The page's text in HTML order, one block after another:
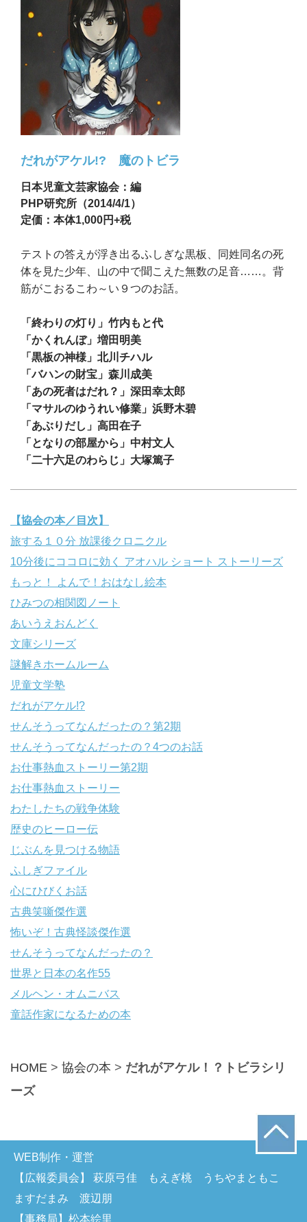
だれがアケル!? 魔のトビラ
日本児童文芸家協会：編
PHP研究所（2014/4/1）
定価：本体1,000円+税
テストの答えが浮き出るふしぎな黒板、同姓同名の死
体を見た少年、山の中で聞こえた無数の足音……。背
筋がこおるこわ～い９つのお話。
「終わりの灯り」竹内もと代
「かくれんぼ」増田明美
「黒板の神様」北川チハル
「バハンの財宝」森川成美
「あの死者はだれ？」深田幸太郎
「マサルのゆうれい修業」浜野木碧
「あぶりだし」高田在子
「となりの部屋から」中村文人
「二十六足のわらじ」大塚篤子
【協会の本／目次】
旅する１０分 放課後クロニクル
10分後にココロに効く アオハル ショート ストーリーズ
もっと！ よんで！おはなし絵本
ひみつの相関図ノート
あいうえおんどく
文庫シリーズ
謎解きホームルーム
児童文学塾
だれがアケル!?
せんそうってなんだったの？第2期
せんそうってなんだったの？4つのお話
お仕事熱血ストーリー第2期
お仕事熱血ストーリー
わたしたちの戦争体験
歴史のヒーロー伝
じぶんを見つける物語
ふしぎファイル
心にひびくお話
古典笑噺傑作選
怖いぞ！古典怪談傑作選
せんそうってなんだったの？
世界と日本の名作55
メルヘン・オムニバス
童話作家になるための本
HOME > 協会の本 > だれがアケル！？トビラシリ
ーズ
WEB制作・運営
【広報委員会】 萩原弓佳 もえぎ桃 うちやまともこ
ますだまみ 渡辺朋
【事務局】松本絵里